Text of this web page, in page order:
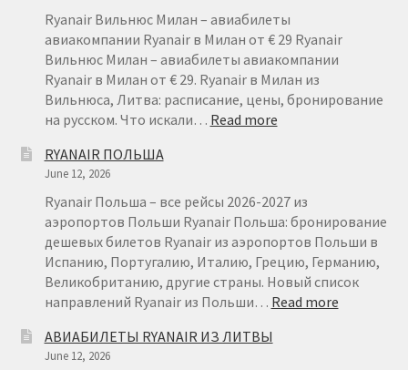
Ryanair Вильнюс Милан – авиабилеты
авиакомпании Ryanair в Милан от € 29 Ryanair
Вильнюс Милан – авиабилеты авиакомпании
Ryanair в Милан от € 29. Ryanair в Милан из
Вильнюса, Литва: расписание, цены, бронирование
на русском. Что искали… Read more:
ОТ
€
29
RYANAIR ПОЛЬША
June 12, 2026
Ryanair Польша – все рейсы 2026-2027 из
аэропортов Польши Ryanair Польша: бронирование
дешевых билетов Ryanair из аэропортов Польши в
Испанию, Португалию, Италию, Грецию, Германию,
Великобританию, другие страны. Новый список
направлений Ryanair из Польши… Read more:
АВИАБИЛЕТЫ RYANAIR ИЗ ЛИТВЫ
June 12, 2026